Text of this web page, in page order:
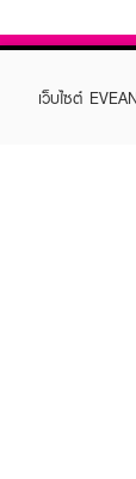
เว็บไซต์